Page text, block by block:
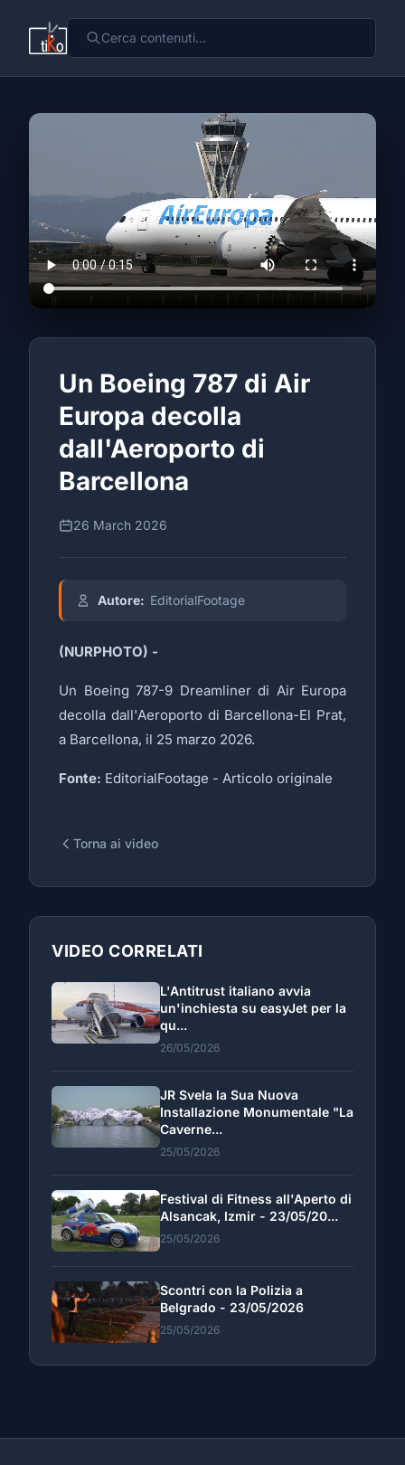
Un Boeing 787 di Air
Europa decolla
dall'Aeroporto di
Barcellona
26 March 2026
Autore: EditorialFootage
(NURPHOTO) -
Un Boeing 787-9 Dreamliner di Air Europa
decolla dall'Aeroporto di Barcellona-El Prat,
a Barcellona, il 25 marzo 2026.
Fonte: EditorialFootage - Articolo originale
Torna ai video
VIDEO CORRELATI
L'Antitrust italiano avvia
un'inchiesta su easyJet per la
qu...
26/05/2026
JR Svela la Sua Nuova
Installazione Monumentale "La
Caverne...
25/05/2026
Festival di Fitness all'Aperto di
Alsancak, Izmir - 23/05/20...
25/05/2026
Scontri con la Polizia a
Belgrado - 23/05/2026
25/05/2026